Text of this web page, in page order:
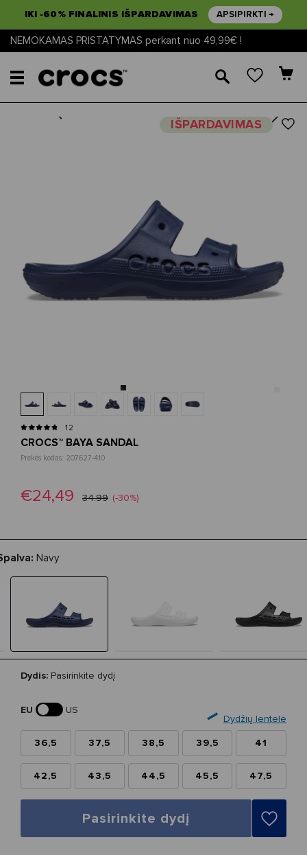
IKI -60% FINALINIS IŠPARDAVIMAS APSIPIRKTI →
NEMOKAMAS PRISTATYMAS perkant nuo 49,99€ !
🔎
IŠPARDAVIMASNext
12
CROCS™ BAYA SANDAL
Prekės kodas: 207627-410
€24,49 34.99 (-30%)
Navy
Dydis: Pasirinkite dydį
EU
US
Dydžių lentelė
36,5 37,5 38,5 39,5 41
42,5 43,5 44,5 45,5 47,5
Pasirinkite dydį